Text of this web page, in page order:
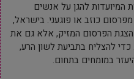
המיועדות להגן על אנשים
כוזב או פוגעני. בישראל,
הפרסום המזיק, אלא גם את
להצליח בתביעת לשון הרע,
במומחים בתחום.